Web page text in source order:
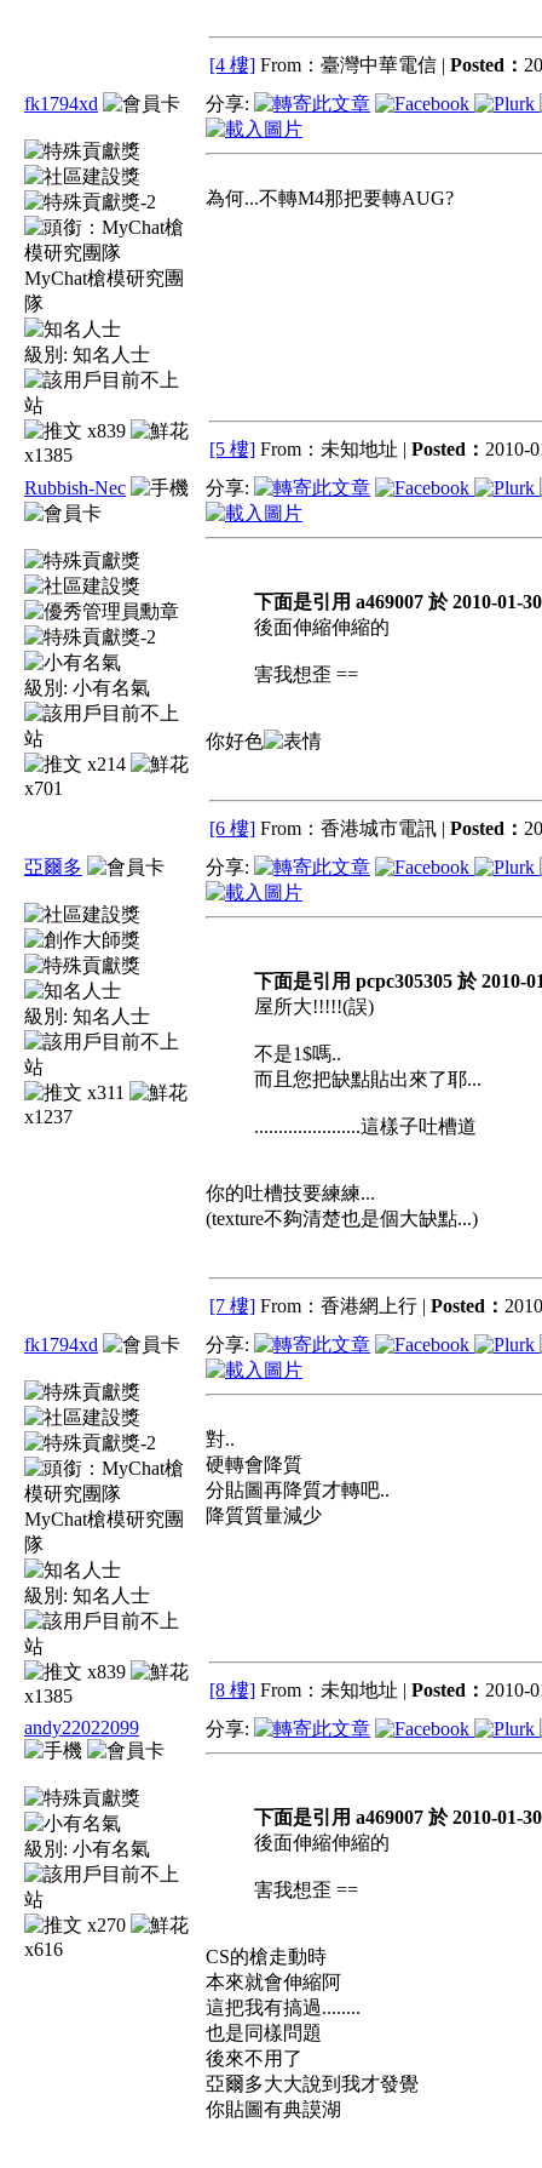
[4 樓] From：臺灣中華電信 | Posted：
fk1794xd
MyChat槍模研究團
隊
級別: 知名人士
x839
x1385
分享:
為何...不轉M4那把要轉AUG?
[5 樓] From：未知地址 | Posted： 2010-
Rubbish-Nec
級別: 小有名氣
x214
x701
分享:
下面是引用 a469007 於 2010-01-
後面伸縮伸縮的
害我想歪 ==
你好色
[6 樓] From：香港城市電訊 | Posted：
亞爾多
級別: 知名人士
x311
x1237
分享:
下面是引用 pcpc305305 於 2010-
屋所大!!!!!(誤)
不是1$嗎..
而且您把缺點貼出來了耶...
......................這樣子吐槽道
你的吐槽技要練練...
(texture不夠清楚也是個大缺點...)
[7 樓] From：香港網上行 | Posted：
fk1794xd
MyChat槍模研究團
隊
級別: 知名人士
x839
x1385
分享:
對..
硬轉會降質
分貼圖再降質才轉吧..
降質質量減少
[8 樓] From：未知地址 | Posted： 2010-
andy22022099
級別: 小有名氣
x270
x616
分享:
下面是引用 a469007 於 2010-01-
後面伸縮伸縮的
害我想歪 ==
CS的槍走動時
本來就會伸縮阿
這把我有搞過........
也是同樣問題
後來不用了
亞爾多大大說到我才發覺
你貼圖有典謨湖